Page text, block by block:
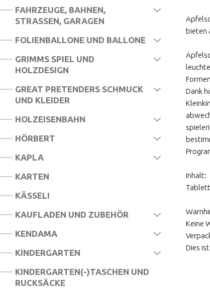
FAHRZEUGE, BAHNEN,
STRASSEN, GARAGEN
FOLIENBALLONE UND BALLONE
GRIMMS SPIEL UND
HOLZDESIGN
GREAT PRETENDERS SCHMUCK
UND KLEIDER
HOLZEISENBAHN
HÖRBERT
KAPLA
KARTEN
KÄSSELI
KAUFLADEN UND ZUBEHÖR
KENDAMA
KINDERGARTEN
KINDERGARTEN(-)TASCHEN UND
RUCKSÄCKE
bieten
Dank
Inhalt:
Keine
Dies